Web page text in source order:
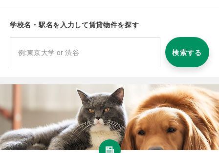
学校名・駅名を入力して賃貸物件を探す
検索する